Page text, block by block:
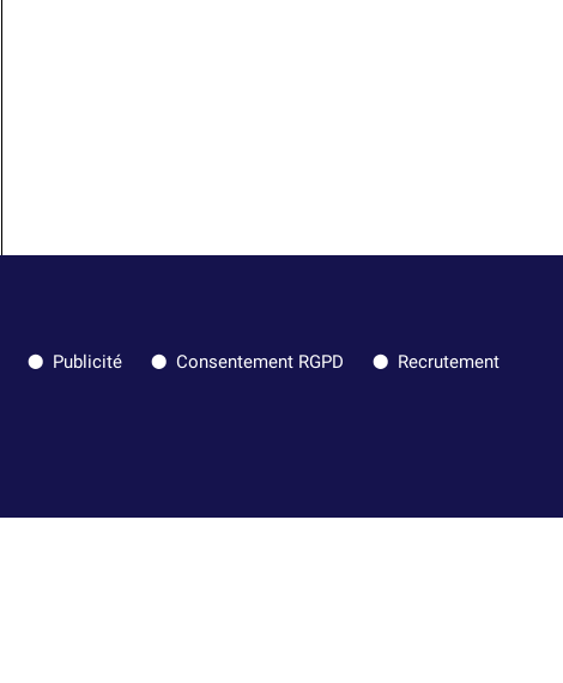
Publicité Consentement RGPD Recrutement